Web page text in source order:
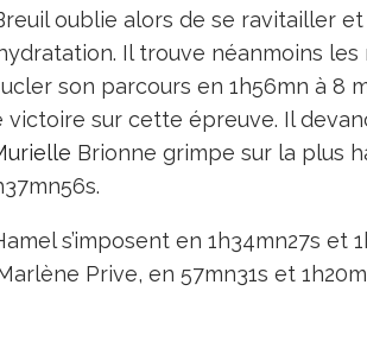
oublie alors de se ravitailler
Il trouve néanmoins les
son parcours en 1h56mn à 8
sur cette épreuve. Il
Brionne grimpe sur la plus
s’imposent en 1h34mn27s et
Prive, en 57mn31s et